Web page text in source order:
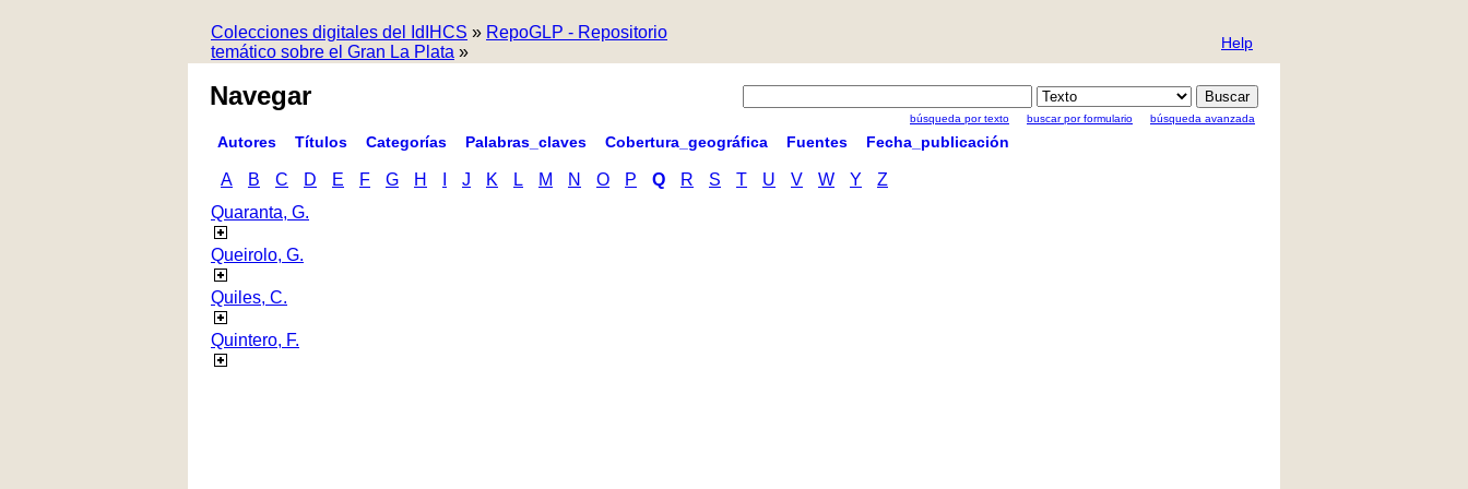
Colecciones digitales del IdIHCS » RepoGLP - Repositorio
temático sobre el Gran La Plata » Help
Navegar
búsqueda por texto buscar por formulario búsqueda avanzada
Autores Títulos Categorías Palabras_claves Cobertura_geográfica Fuentes Fecha_publicación
A B C D E F G H J K L M N O P Q R S T U V W Y
Z
Quaranta, G.
Queirolo, G.
Quiles, C.
Quintero, F.